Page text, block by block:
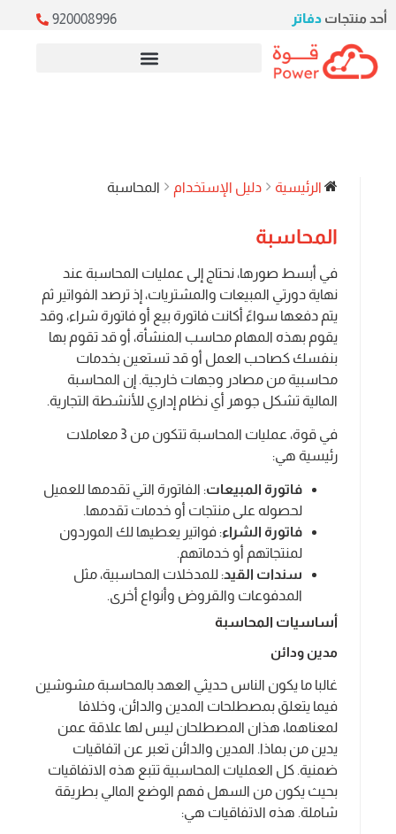
أحد منتجات دفاتر 920008996
الرئيسية دليل الإستخدام المحاسبة
المحاسبة
في أبسط صورها، نحتاج إلى عمليات المحاسبة عند
نهاية دورتي المبيعات والمشتريات، إذ ترصد الفواتير ثم
يتم دفعها سواءً أكانت فاتورة بيع أو فاتورة شراء، وقد
يقوم بهذه المهام محاسب المنشأة، أو قد تقوم بها
بنفسك كصاحب العمل أو قد تستعين بخدمات
محاسبية من مصادر وجهات خارجية. إن المحاسبة
المالية تشكل جوهر أي نظام إداري للأنشطة التجارية.
في قوة، عمليات المحاسبة تتكون من 3 معاملات
رئيسية هي:
فاتورة المبيعات: الفاتورة التي تقدمها للعميل
لحصوله على منتجات أو خدمات تقدمها.
فاتورة الشراء: فواتير يعطيها لك الموردون
لمنتجاتهم أو خدماتهم.
سندات القيد: للمدخلات المحاسبية، مثل
المدفوعات والقروض وأنواع أخرى.
أساسيات المحاسبة
مدين ودائن
غالبا ما يكون الناس حديثي العهد بالمحاسبة مشوشين
فيما يتعلق بمصطلحات المدين والدائن، وخلافا
لمعناهما، هذان المصطلحان ليس لها علاقة عمن
يدين من بماذا. المدين والدائن تعبر عن اتفاقيات
ضمنية. كل العمليات المحاسبية تتبع هذه الاتفاقيات
بحيث يكون من السهل فهم الوضع المالي بطريقة
شاملة. هذه الاتفاقيات هي: